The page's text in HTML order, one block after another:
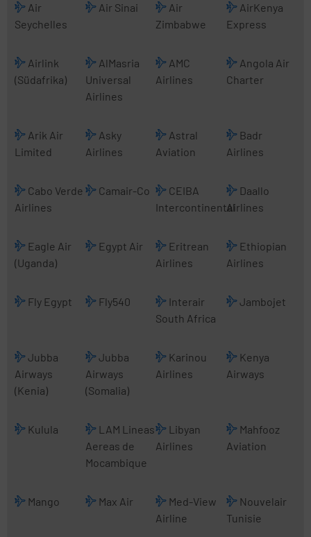
Air
Seychelles
Air Sinai
Air
Zimbabwe
AirKenya
Express
Airlink
(Südafrika)
AlMasria
Universal
Airlines
AMC
Airlines
Angola Air
Charter
Arik Air
Limited
Asky
Airlines
Astral
Aviation
Badr
Airlines
Cabo Verde
Airlines
Camair-Co
CEIBA
Intercontinental
Daallo
Airlines
Eagle Air
(Uganda)
Egypt Air
Eritrean
Airlines
Ethiopian
Airlines
Fly Egypt Fly540
Interair
South Africa
Jambojet
Jubba
Airways
(Kenia)
Jubba
Airways
(Somalia)
Karinou
Airlines
Kenya
Airways
Kulula
LAM Lineas
Aereas de
Mocambique
Libyan
Airlines
Mahfooz
Aviation
Mango Max Air
Med-View
Airline
Nouvelair
Tunisie